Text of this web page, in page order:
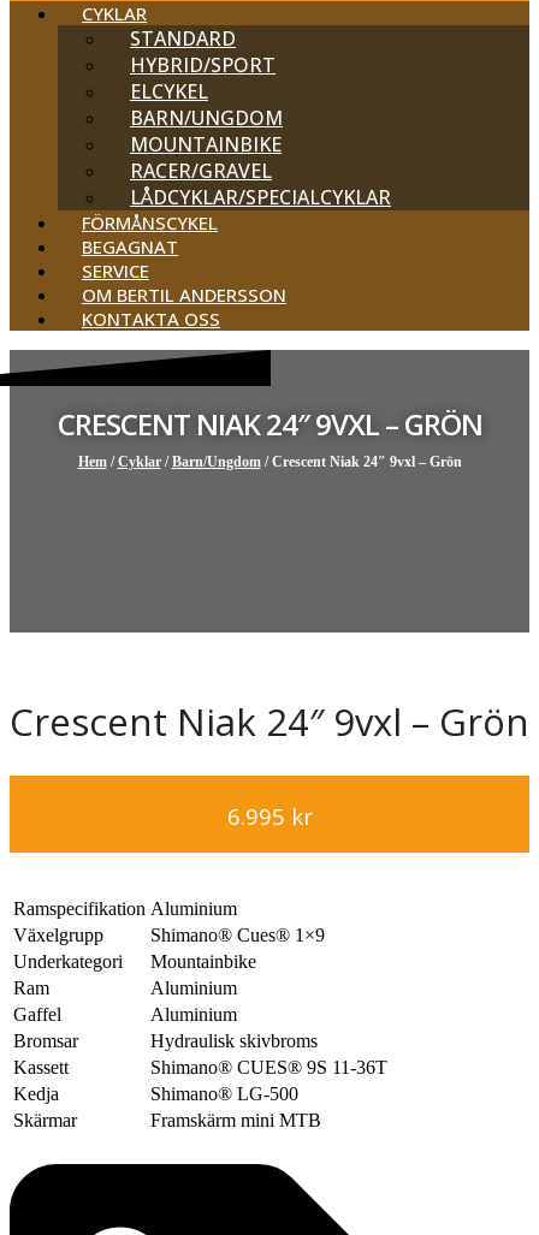
CYKLAR
STANDARD
HYBRID/SPORT
ELCYKEL
BARN/UNGDOM
MOUNTAINBIKE
RACER/GRAVEL
LÅDCYKLAR/SPECIALCYKLAR
FÖRMÅNSCYKEL
BEGAGNAT
SERVICE
OM BERTIL ANDERSSON
KONTAKTA OSS
CRESCENT NIAK 24″ 9VXL – GRÖN
Hem/Cyklar/Barn/Ungdom/ Crescent Niak 24″ 9vxl – Grön
Crescent Niak 24″ 9vxl – Grön
6.995 kr
Ramspecifikation Aluminium
Växelgrupp
Shimano® Cues® 1×9
Underkategori
Mountainbike
Ram
Aluminium
Gaffel
Aluminium
Bromsar
Hydraulisk skivbroms
Kassett
Shimano® CUES® 9S 11-36T
Kedja
Shimano® LG-500
Skärmar
Framskärm mini MTB